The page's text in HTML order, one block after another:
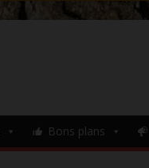
Bons plans